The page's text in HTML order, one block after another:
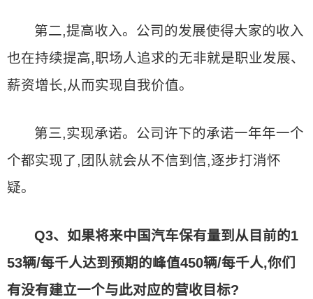
第二,提高收入。公司的发展使得大家的收入
也在持续提高,职场人追求的无非就是职业发展、
薪资增长,从而实现自我价值。
第三,实现承诺。公司许下的承诺一年年一个
个都实现了,团队就会从不信到信,逐步打消怀
疑。
Q3、如果将来中国汽车保有量到从目前的1
53辆/每千人达到预期的峰值450辆/每千人,你们
有没有建立一个与此对应的营收目标?